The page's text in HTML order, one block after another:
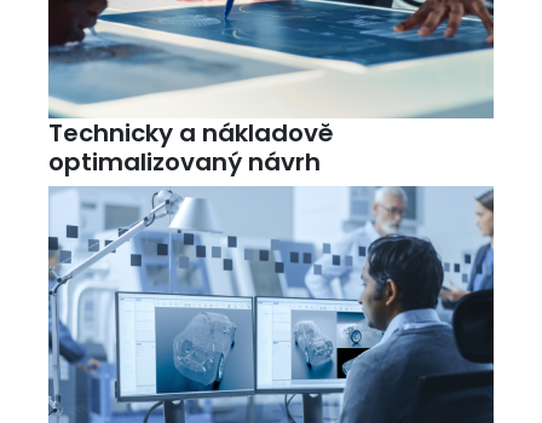
Technicky a nákladově
optimalizovaný návrh